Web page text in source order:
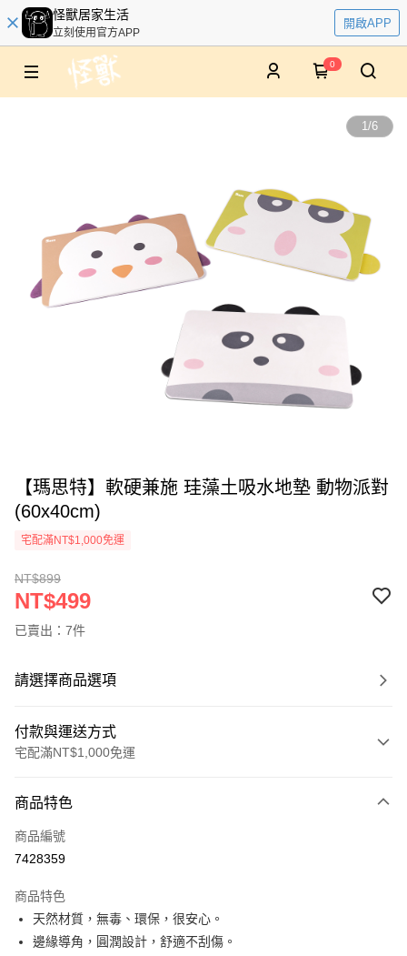
怪獸居家生活
立刻使用官方APP
開啟APP
0
1/6
【瑪思特】軟硬兼施 珪藻土吸水地墊 動物派對
(60x40cm)
宅配滿NT$1,000免運
NT$899
NT$499
已賣出：7件
請選擇商品選項
付款與運送方式
宅配滿NT$1,000免運
信用卡一次付款
LINE Pay
街口支付
悠遊付
商品特色
商品編號
7428359
商品特色
天然材質，無毒、環保，很安心。
邊緣導角，圓潤設計，舒適不刮傷。